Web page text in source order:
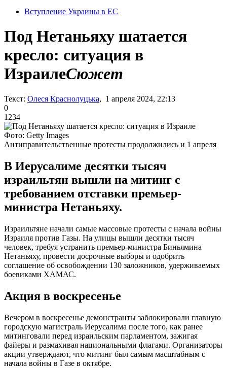
Вступление Украины в ЕС
Под Нетаньяху шатается
кресло: ситуация в
ИзраилеСюжет
Текст: Олеся Краснолуцька, 1 апреля 2024, 22:13
0
1234
Фото: Getty Images
Антиправительственные протесты продолжились и 1 апреля
В Иерусалиме десятки тысяч
израильтян вышли на митинг с
требованием отставки премьер-
министра Нетаньяху.
Израильтяне начали самые массовые протесты с начала войны
Израиля против Газы. На улицы вышли десятки тысяч
человек, требуя устранить премьер-министра Биньямина
Нетаньяху, провести досрочные выборы и одобрить
соглашение об освобождении 130 заложников, удерживаемых
боевиками ХАМАС.
Акция в воскресенье
Вечером в воскресенье демонстранты заблокировали главную
городскую магистраль Иерусалима после того, как ранее
митинговали перед израильским парламентом, зажигая
файеры и размахивая национальными флагами. Организаторы
акции утверждают, что митинг был самым масштабным с
начала войны в Газе в октябре.